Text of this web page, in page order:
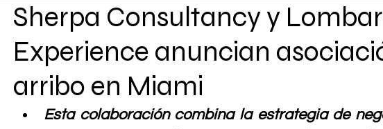
EJECUTIVOS LATAM
Sherpa Consultancy y
Experience anuncian
arribo en Miami
Esta colaboración combina la estrategia de